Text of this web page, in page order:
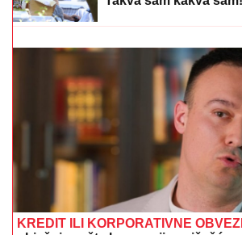
Hitno uključivanje Mustafe Durdžića
detalje video poziva sa Majom:
DOJURIO NA BICIKLI,
KUĆU SRPSKOG
(22) uhapšen zbog
Nemačkoj: "Meci su
spavaće sobe"